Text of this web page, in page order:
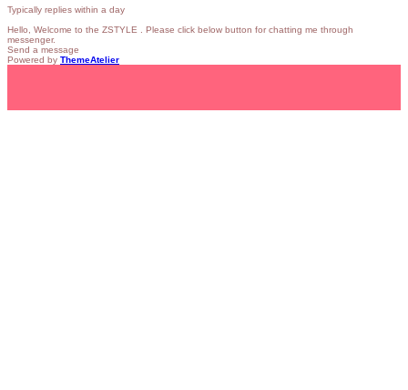
Typically replies within a day
Hello, Welcome to the ZSTYLE . Please click below button for chatting me through
messenger.
Send a message
Powered by ThemeAtelier